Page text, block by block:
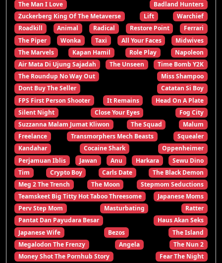
The Man I Love
Badland Hunters
Zuckerberg King Of The Metaverse
Lift
Warchief
Roadkill
Animal Radical Restore Point
Ferrari
The Piper
Wonka Taxi All Your Faces
Midwives
The Marvels
Kapan Hamil Role Play
Napoleon
Air Mata Di Ujung Sajadah
The Unseen
Time Bomb Y2K
The Roundup No Way Out
Miss Shampoo
Dont Buy The Seller
Catatan Si Boy
FPS First Person Shooter
It Remains
Head On A Plate
Silent Night
Close Your Eyes
Fog City
Suzzanna Malam Jumat Kliwon
The Squad
Malum
Freelance
Transmorphers Mech Beasts
Squealer
Kandahar
Cocaine Shark
Oppenheimer
Perjamuan Iblis
Jawan Anu Harkara
Sewu Dino
Tim
Crypto Boy Carls Date
The Black Demon
Meg 2 The Trench
The Moon
Stepmom Seductions
Teamskeet Big Titty Hot Taboo Threesome
Japanese Moms
Perv Step Mom
Masturbating
Ratter
Pantat Dan Payudara Besar
Haus Akan Seks
Japanese Wife
Bezos
The Island
Megalodon The Frenzy
Angela
The Nun 2
Money Shot The Pornhub Story
Fear The Night